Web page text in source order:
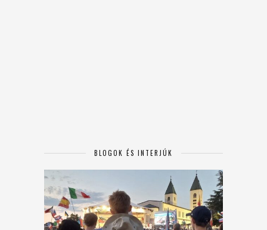
BLOGOK ÉS INTERJÚK